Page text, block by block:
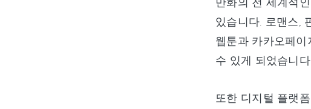
있습니다. 로맨스,
웹툰과 카카오페
수 있게 되었습니다.
또한 디지털 플랫